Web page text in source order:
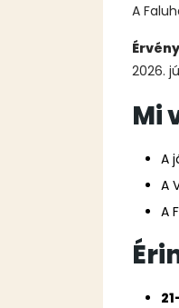
A
2026.
Mi
A
A
A